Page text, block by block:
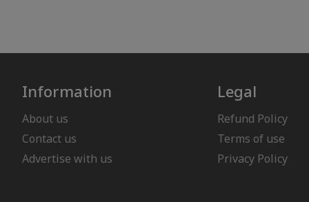
Information
About us
Contact us
Advertise with us
Legal
Refund Policy
Terms of use
Privacy Policy